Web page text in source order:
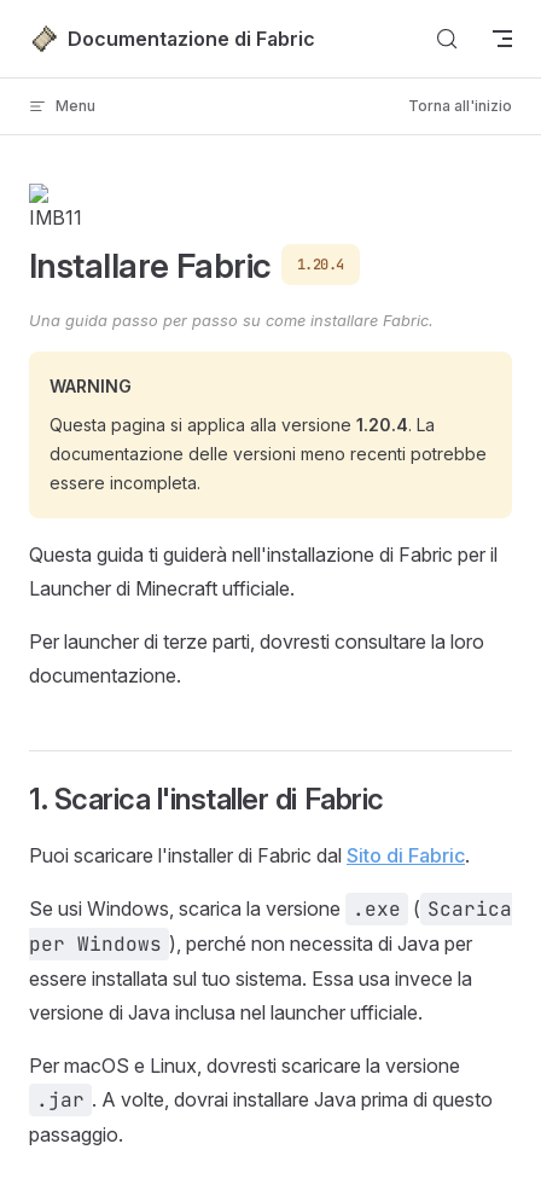
Passa al contenuto
Documentazione di Fabric
Menu Torna all'inizio
Installare Fabric 1.20.4
Una guida passo per passo su come installare Fabric.
WARNING
Questa pagina si applica alla versione 1.20.4. La
documentazione delle versioni meno recenti potrebbe
essere incompleta.
Questa guida ti guiderà nell'installazione di Fabric per il
Launcher di Minecraft ufficiale.
Per launcher di terze parti, dovresti consultare la loro
documentazione.
1. Scarica l'installer di Fabric
Puoi scaricare l'installer di Fabric dal Sito di Fabric.
Se usi Windows, scarica la versione .exe ( Scarica
per Windows ), perché non necessita di Java per
essere installata sul tuo sistema. Essa usa invece la
versione di Java inclusa nel launcher ufficiale.
Per macOS e Linux, dovresti scaricare la versione
.jar . A volte, dovrai installare Java prima di questo
passaggio.